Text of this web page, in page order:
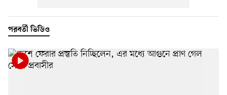
পরবর্তী ভিডিও